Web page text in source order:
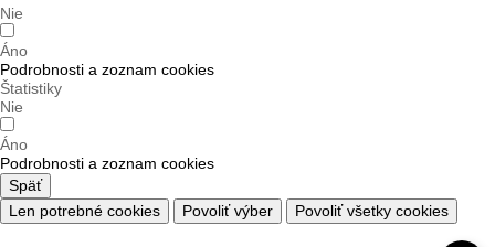
Nie
Áno
Podrobnosti a zoznam cookies
Štatistiky
Nie
Áno
Podrobnosti a zoznam cookies
Späť
Len potrebné cookies
Povoliť výber Povoliť všetky cookies